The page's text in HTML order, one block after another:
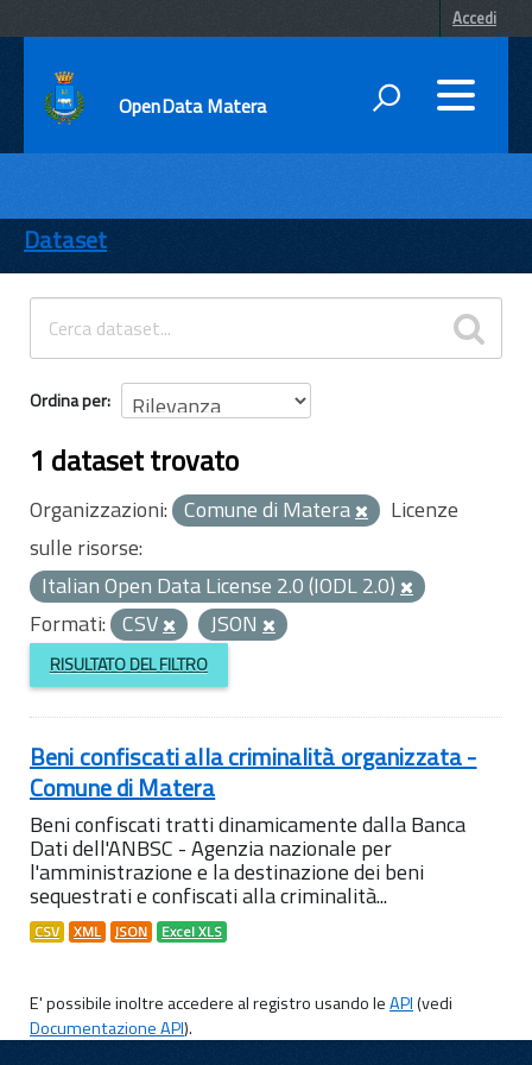
Accedi
OpenData Matera
ENTI
TEMI
INFORMAZIONI
Dataset
Ordina per
1 dataset trovato
Organizzazioni: Comune di Matera
Licenze
sulle risorse:
Italian Open Data License 2.0 (IODL 2.0)
Formati: CSV JSON
RISULTATO DEL FILTRO
Beni confiscati alla criminalità organizzata -
Comune di Matera
Beni confiscati tratti dinamicamente dalla Banca
Dati dell'ANBSC - Agenzia nazionale per
l'amministrazione e la destinazione dei beni
sequestrati e confiscati alla criminalità...
CSV XML JSON Excel XLS
E' possibile inoltre accedere al registro usando leAPI(vedi
Documentazione API).